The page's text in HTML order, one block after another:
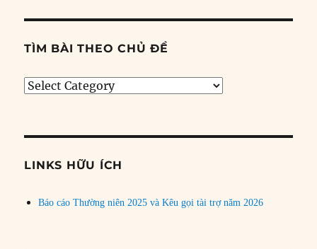
TÌM BÀI THEO CHỦ ĐỀ
Tìm
đề
LINKS HỮU ÍCH
Báo cáo Thường niên 2025 và Kêu gọi tài trợ năm 2026